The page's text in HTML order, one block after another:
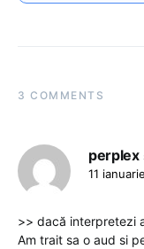
3 COMMENTS
perplex
11
>> dacă interpretezi
Am trait sa o aud si